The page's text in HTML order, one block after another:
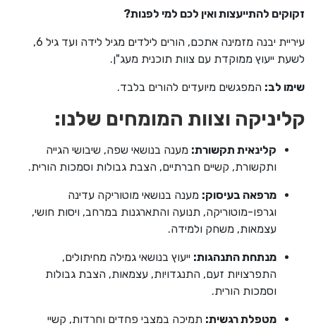
זקוקים להתייעצות ואין לכם למי לפנות?
עיריית יבנה מזמינה אתכם, הורים לילדים מגיל לידה ועד גיל 6,
לשעת ייעוץ ממוקדת עם צוות תוכנית מעג"ן.
שימו לב: המפגשים מיועדים להורים בלבד.
קליניקה וצוות המומחים שלנו:
קלינאית תקשורת: מענה בנושאי שפה, שיבושי הגייה
ותקשורת, קשיים חברתיים, הצבת גבולות וסמכות הורית.
מרפאה בעיסוק: מענה בנושאי מוטוריקה עדינה
וגרפו-מוטוריקה, תנועה והתארגנות במרחב, ויסות חושי,
עצמאות, משחק ולמידה.
מנתחת התנהגות: ייעוץ בנושאי גמילה מחיתולים,
התפרצויות זעם, התנגדויות, עצמאות, הצבת גבולות
וסמכות הורית.
מטפלת רגשית: תמיכה במצבי פחדים וחרדות, קשיי